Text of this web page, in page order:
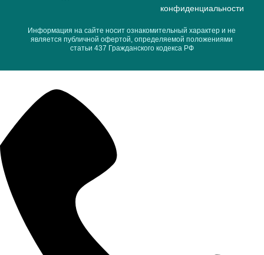
конфиденциальности
Информация на сайте носит ознакомительный характер и не
является публичной офертой, определяемой положениями
статьи 437 Гражданского кодекса РФ